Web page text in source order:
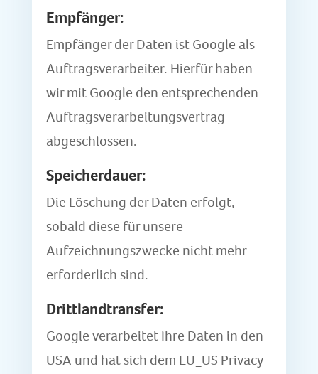
Empfänger:
Empfänger der Daten ist Google als
Auftragsverarbeiter. Hierfür haben
wir mit Google den entsprechenden
Auftragsverarbeitungsvertrag
abgeschlossen.
Speicherdauer:
Die Löschung der Daten erfolgt,
sobald diese für unsere
Aufzeichnungszwecke nicht mehr
erforderlich sind.
Drittlandtransfer:
Google verarbeitet Ihre Daten in den
USA und hat sich dem EU_US Privacy